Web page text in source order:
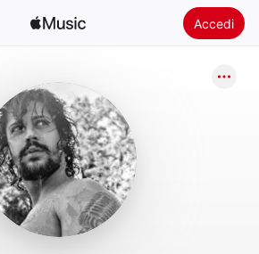
Accedi
Installare Apple Music